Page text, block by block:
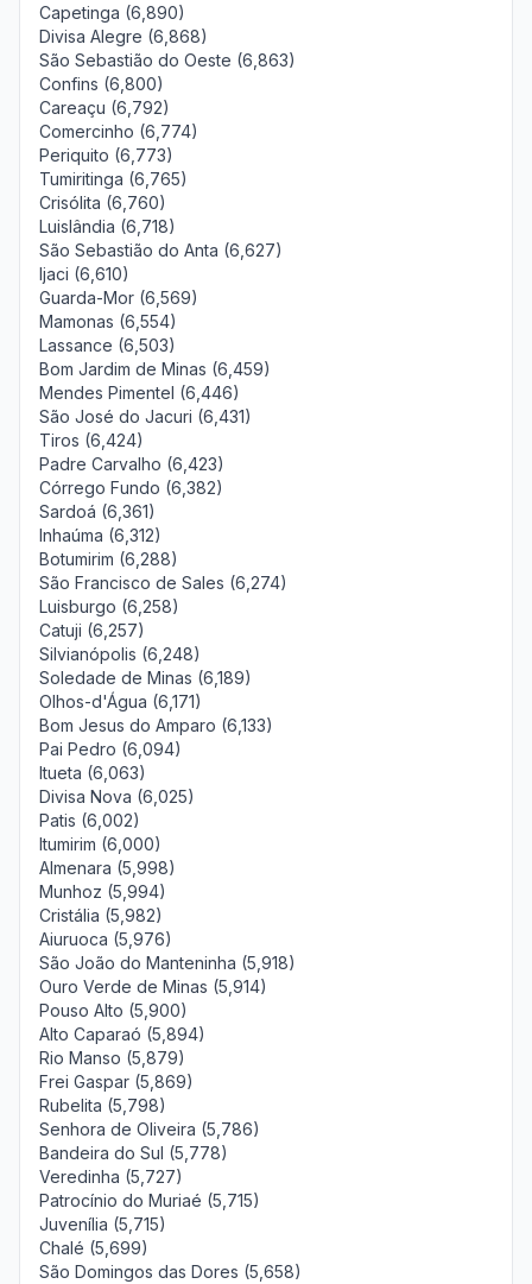
Capetinga (6,890)
Divisa Alegre (6,868)
São Sebastião do Oeste (6,863)
Confins (6,800)
Careaçu (6,792)
Comercinho (6,774)
Periquito (6,773)
Tumiritinga (6,765)
Crisólita (6,760)
Luislândia (6,718)
São Sebastião do Anta (6,627)
Ijaci (6,610)
Guarda-Mor (6,569)
Mamonas (6,554)
Lassance (6,503)
Bom Jardim de Minas (6,459)
Mendes Pimentel (6,446)
São José do Jacuri (6,431)
Tiros (6,424)
Padre Carvalho (6,423)
Córrego Fundo (6,382)
Sardoá (6,361)
Inhaúma (6,312)
Botumirim (6,288)
São Francisco de Sales (6,274)
Luisburgo (6,258)
Catuji (6,257)
Silvianópolis (6,248)
Soledade de Minas (6,189)
Olhos-d'Água (6,171)
Bom Jesus do Amparo (6,133)
Pai Pedro (6,094)
Itueta (6,063)
Divisa Nova (6,025)
Patis (6,002)
Itumirim (6,000)
Almenara (5,998)
Munhoz (5,994)
Cristália (5,982)
Aiuruoca (5,976)
São João do Manteninha (5,918)
Ouro Verde de Minas (5,914)
Pouso Alto (5,900)
Alto Caparaó (5,894)
Rio Manso (5,879)
Frei Gaspar (5,869)
Rubelita (5,798)
Senhora de Oliveira (5,786)
Bandeira do Sul (5,778)
Veredinha (5,727)
Patrocínio do Muriaé (5,715)
Juvenília (5,715)
Chalé (5,699)
São Domingos das Dores (5,658)